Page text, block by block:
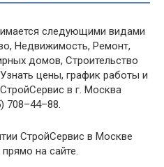
следующими видами
Недвижимость, Ремонт,
домов, Строительство
цены, график работы и
в г. Москва
708–44–88.
СтройСервис в Москве
на сайте.